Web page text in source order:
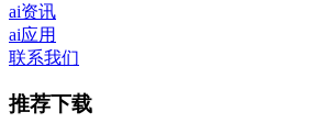
ai资讯
ai应用
联系我们
推荐下载